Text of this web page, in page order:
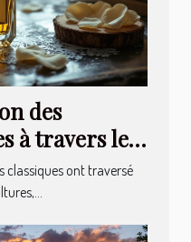
des
à travers les
classiques ont traversé